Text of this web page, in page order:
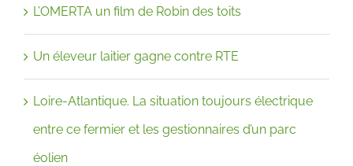
L’OMERTA un film de Robin des toits
Un éleveur laitier gagne contre RTE
Loire-Atlantique. La situation toujours électrique
entre ce fermier et les gestionnaires d’un parc
éolien